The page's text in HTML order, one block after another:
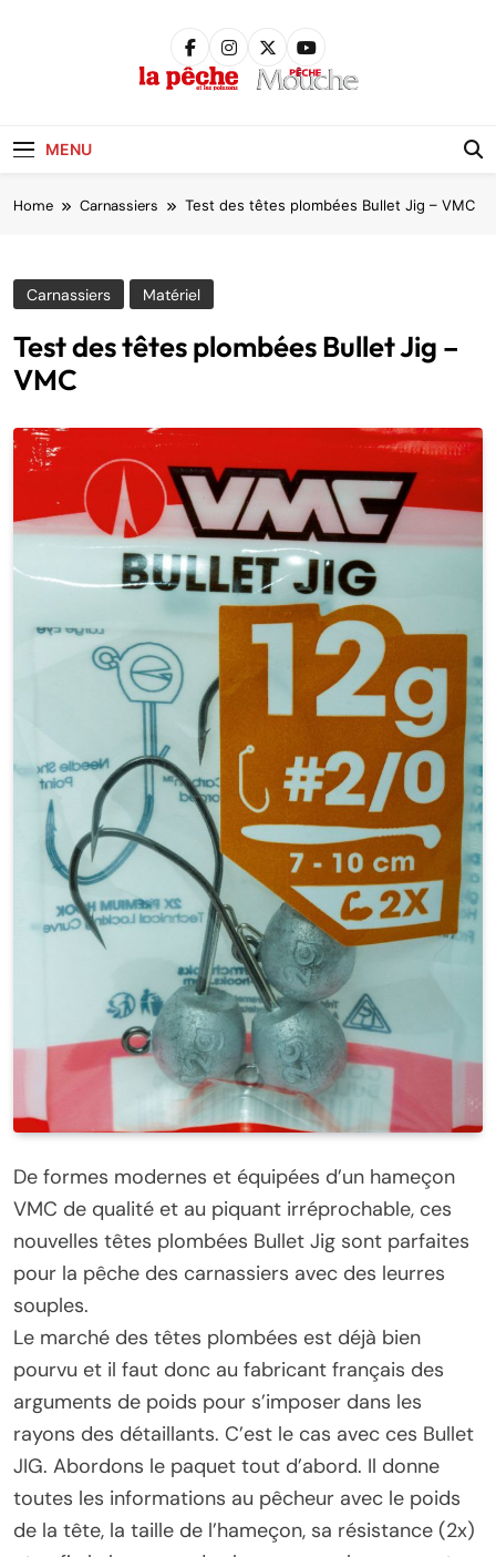
MENU
Home Carnassiers Test des têtes plombées Bullet Jig – VMC
Carnassiers Matériel
Test des têtes plombées Bullet Jig –
VMC
De formes modernes et équipées d’un hameçon
VMC de qualité et au piquant irréprochable, ces
nouvelles têtes plombées Bullet Jig sont parfaites
pour la pêche des carnassiers avec des leurres
souples.
Le marché des têtes plombées est déjà bien
pourvu et il faut donc au fabricant français des
arguments de poids pour s’imposer dans les
rayons des détaillants. C’est le cas avec ces Bullet
JIG. Abordons le paquet tout d’abord. Il donne
toutes les informations au pêcheur avec le poids
de la tête, la taille de l’hameçon, sa résistance (2x)